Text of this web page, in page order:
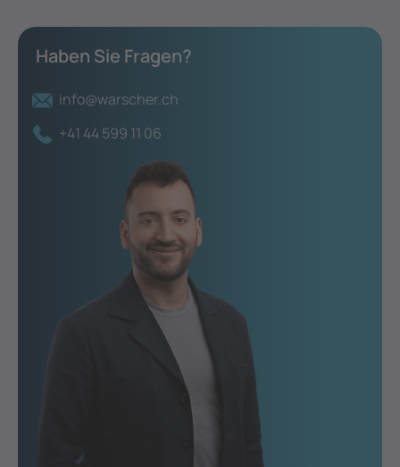
Haben Sie Fragen?
info@warscher.ch
+41 44 599 11 06